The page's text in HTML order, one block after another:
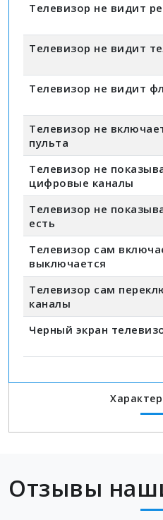
Телевизор не видит
Телевизор не видит
Телевизор не видит
Телевизор не
пульта
Телевизор не
цифровые каналы
Телевизор не
есть
Телевизор сам
выключается
Телевизор сам
каналы
Черный экран
Отзывы